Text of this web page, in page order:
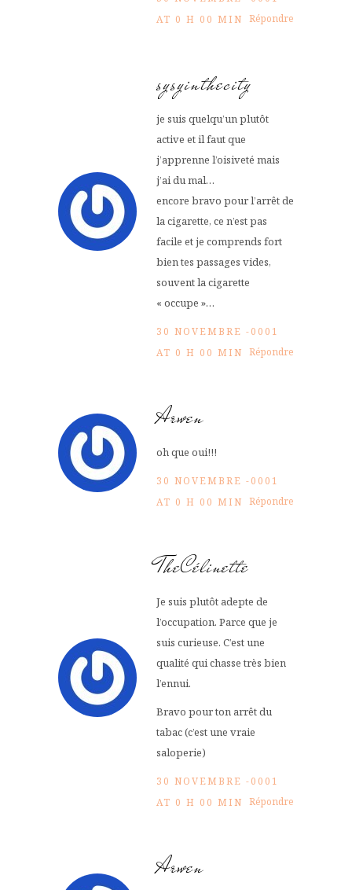
AT 0 H 00 MIN Répondre
sysyinthecity
je suis quelqu’un plutôt
active et il faut que
j’apprenne l’oisiveté mais
j’ai du mal…
encore bravo pour l’arrêt de
la cigarette, ce n’est pas
facile et je comprends fort
bien tes passages vides,
souvent la cigarette
« occupe »…
30 NOVEMBRE -0001
AT 0 H 00 MIN Répondre
Arwen
oh que oui!!!
30 NOVEMBRE -0001
AT 0 H 00 MIN Répondre
TheCélinette
Je suis plutôt adepte de
l’occupation. Parce que je
suis curieuse. C’est une
qualité qui chasse très bien
l’ennui.
Bravo pour ton arrêt du
tabac (c’est une vraie
saloperie)
30 NOVEMBRE -0001
AT 0 H 00 MIN Répondre
Arwen